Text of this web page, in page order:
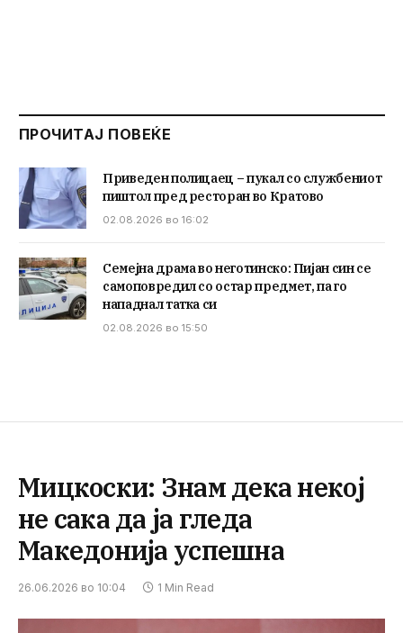
ПРОЧИТАЈ ПОВЕЌЕ
Приведен полицаец – пукал со службениот
пиштол пред ресторан во Кратово
02.08.2026 во 16:02
Семејна драма во неготинско: Пијан син се
самоповредил со остар предмет, па го
нападнал татка си
02.08.2026 во 15:50
Мицкоски: Знам дека некој
не сака да ја гледа
Македонија успешна
26.06.2026 во 10:04 1 Min Read